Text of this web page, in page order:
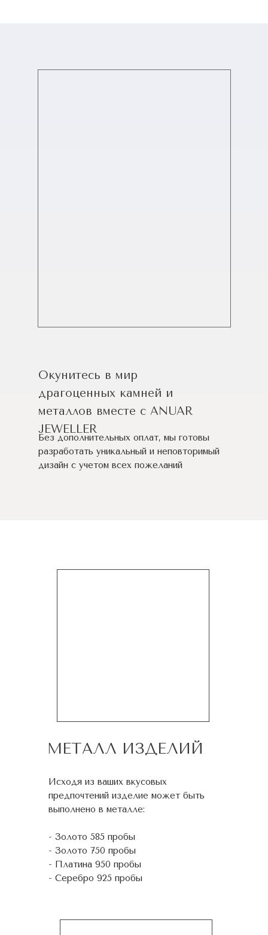
Окунитесь в мир
драгоценных камней и
металлов вместе с ANUAR
JEWELLER
Без дополнительных оплат, мы готовы
разработать уникальный и неповторимый
дизайн c учетом всех пожеланий
МЕТАЛЛ ИЗДЕЛИЙ
Исходя из ваших вкусовых
предпочтений изделие может быть
выполнено в металле:
- Золото 585 пробы
- Золото 750 пробы
- Платина 950 пробы
- Серебро 925 пробы